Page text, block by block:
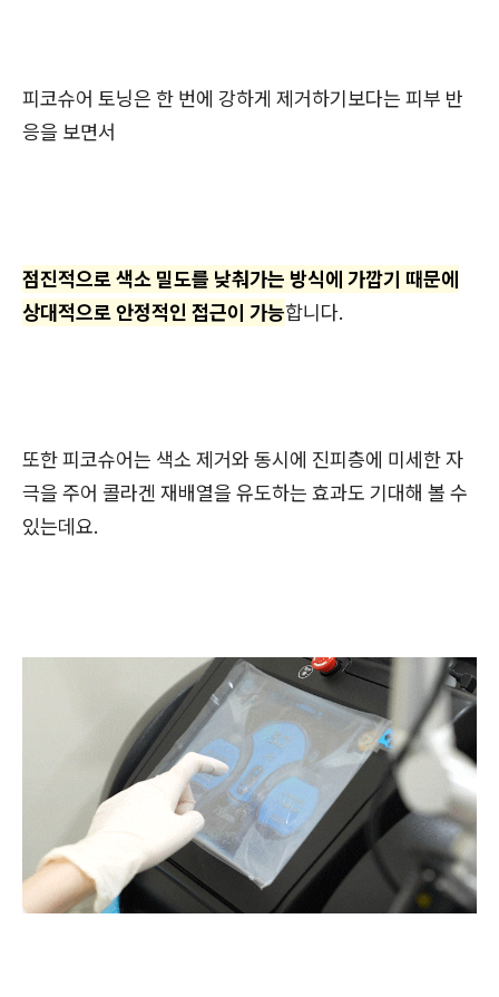
피코슈어 토닝은 한 번에 강하게 제거하기보다는 피부 반
응을 보면서
점진적으로 색소 밀도를 낮춰가는 방식에 가깝기 때문에
상대적으로 안정적인 접근이 가능합니다.
또한 피코슈어는 색소 제거와 동시에 진피층에 미세한 자
극을 주어 콜라겐 재배열을 유도하는 효과도 기대해 볼 수
있는데요.